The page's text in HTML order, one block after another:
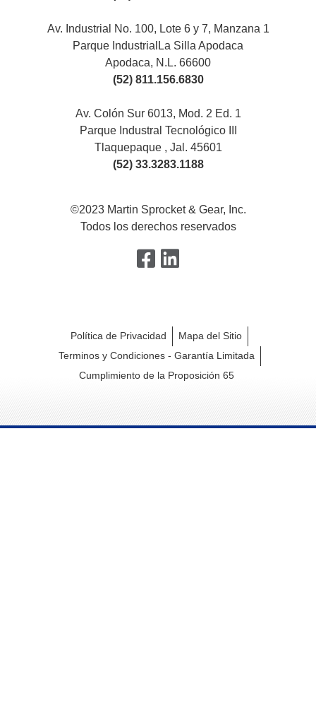
Av. Industrial No. 100, Lote 6 y 7, Manzana 1
Parque IndustrialLa Silla Apodaca
Apodaca, N.L. 66600
(52) 811.156.6830
Av. Colón Sur 6013, Mod. 2 Ed. 1
Parque Industral Tecnológico III
Tlaquepaque , Jal. 45601
(52) 33.3283.1188
©2023 Martin Sprocket & Gear, Inc.
Todos los derechos reservados
Política de Privacidad
Mapa del Sitio
Terminos y Condiciones - Garantía Limitada
Cumplimiento de la Proposición 65